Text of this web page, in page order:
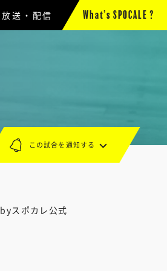
放送・配信 What’s SPOCALE ?
byスポカレ公式
この試合を通知する